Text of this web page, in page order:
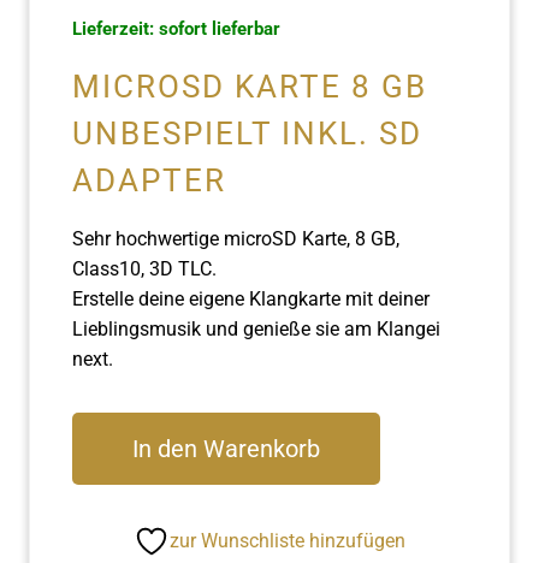
Lieferzeit: sofort lieferbar
MICROSD KARTE 8 GB
UNBESPIELT INKL. SD
ADAPTER
Sehr hochwertige microSD Karte, 8 GB,
Class10, 3D TLC.
Erstelle deine eigene Klangkarte mit deiner
Lieblingsmusik und genieße sie am Klangei
next.
microSD
unbespielt
In den Warenkorb
zur Wunschliste hinzufügen